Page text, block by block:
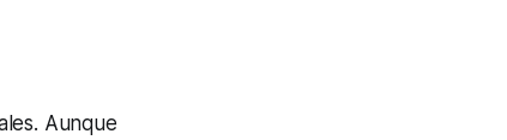
Aunque